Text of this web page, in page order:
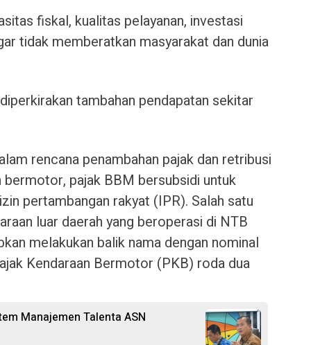
fiskal, kualitas pelayanan, investasi
tidak memberatkan masyarakat dan dunia
tambahan pendapatan sekitar
rencana penambahan pajak dan retribusi
bermotor, pajak BBM bersubsidi untuk
pertambangan rakyat (IPR). Salah satu
luar daerah yang beroperasi di NTB
melakukan balik nama dengan nominal
Kendaraan Bermotor (PKB) roda dua
Manajemen Talenta ASN